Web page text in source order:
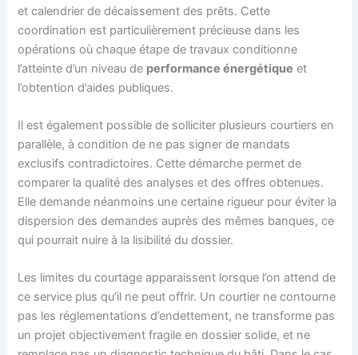
et calendrier de décaissement des prêts. Cette
coordination est particulièrement précieuse dans les
opérations où chaque étape de travaux conditionne
l’atteinte d’un niveau de performance énergétique et
l’obtention d’aides publiques.
Il est également possible de solliciter plusieurs courtiers en
parallèle, à condition de ne pas signer de mandats
exclusifs contradictoires. Cette démarche permet de
comparer la qualité des analyses et des offres obtenues.
Elle demande néanmoins une certaine rigueur pour éviter la
dispersion des demandes auprès des mêmes banques, ce
qui pourrait nuire à la lisibilité du dossier.
Les limites du courtage apparaissent lorsque l’on attend de
ce service plus qu’il ne peut offrir. Un courtier ne contourne
pas les réglementations d’endettement, ne transforme pas
un projet objectivement fragile en dossier solide, et ne